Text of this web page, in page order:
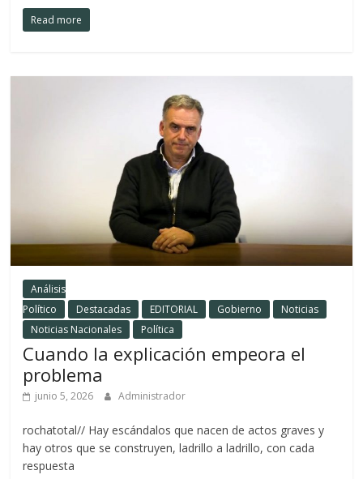
Read more
Análisis
Político
Destacadas EDITORIAL Gobierno
Noticias
Noticias Nacionales
Política
Cuando la explicación empeora el
problema
junio 5, 2026 Administrador
rochatotal// Hay escándalos que nacen de actos graves y
hay otros que se construyen, ladrillo a ladrillo, con cada
respuesta